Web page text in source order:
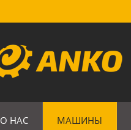
О НАС МАШИНЫ